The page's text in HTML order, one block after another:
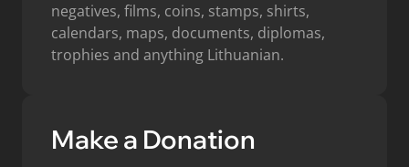
negatives, films, coins, stamps, shirts,
calendars, maps, documents, diplomas,
trophies and anything Lithuanian.
Make a Donation